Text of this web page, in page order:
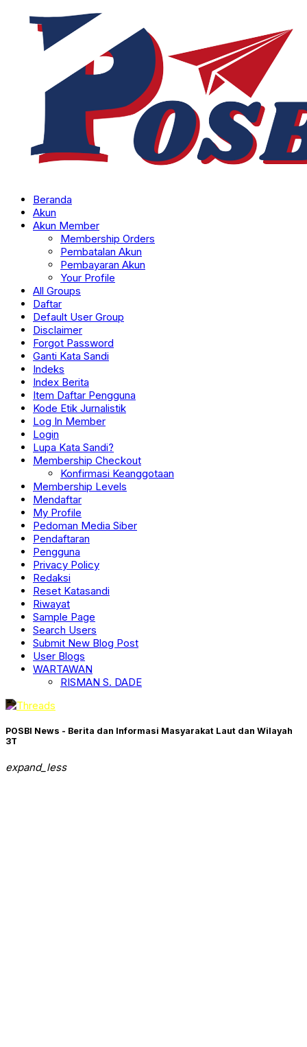
Beranda
Akun
Akun Member
Membership Orders
Pembatalan Akun
Pembayaran Akun
Your Profile
All Groups
Daftar
Default User Group
Disclaimer
Forgot Password
Ganti Kata Sandi
Indeks
Index Berita
Item Daftar Pengguna
Kode Etik Jurnalistik
Log In Member
Login
Lupa Kata Sandi?
Membership Checkout
Konfirmasi Keanggotaan
Membership Levels
Mendaftar
My Profile
Pedoman Media Siber
Pendaftaran
Pengguna
Privacy Policy
Redaksi
Reset Katasandi
Riwayat
Sample Page
Search Users
Submit New Blog Post
User Blogs
WARTAWAN
RISMAN S. DADE
POSBI News - Berita dan Informasi Masyarakat Laut dan Wilayah
3T
expand_less